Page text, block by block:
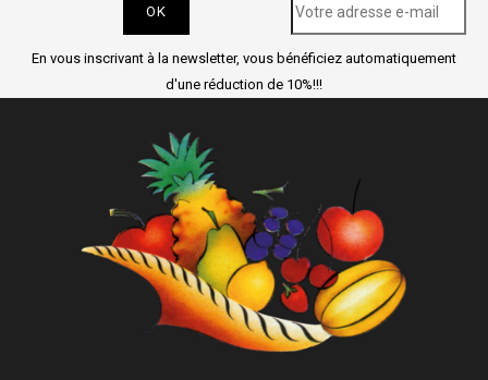
En vous inscrivant à la newsletter, vous bénéficiez automatiquement
d'une réduction de 10%!!!